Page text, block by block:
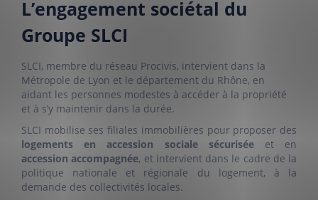
L’engagement sociétal du
Groupe SLCI
SLCI, membre du réseau Procivis, intervient dans la
Métropole de Lyon et le département du Rhône, en
aidant les personnes modestes à accéder à la propriété
et à s’y maintenir dans la durée.
SLCI mobilise ses filiales immobilières pour proposer des
logements en accession sociale sécuriséeet en
accession accompagnée, et intervient dans le cadre de la
politique nationale et régionale du logement, à la
demande des collectivités locales.